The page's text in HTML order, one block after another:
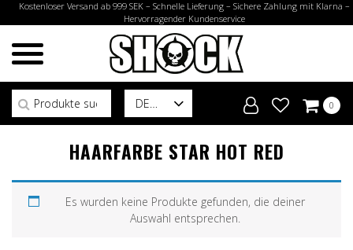
Kostenloser Versand ab 999 SEK – Schnelle Lieferung – Sichere Zahlung mit Klarna –
Hervorragender Kundenservice
DE
Suchen nach:
0
HAARFARBE STAR HOT RED
Es wurden keine Produkte gefunden, die deiner
Auswahl entsprechen.